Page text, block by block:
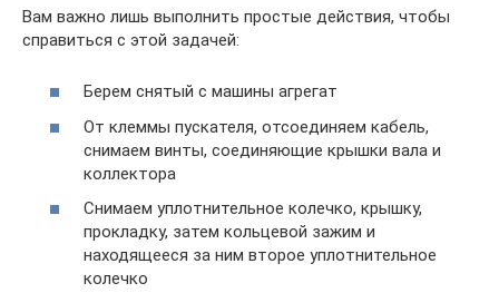
Вам важно лишь выполнить простые действия, чтобы
справиться с этой задачей:
Берем снятый с машины агрегат
От клеммы пускателя, отсоединяем кабель,
снимаем винты, соединяющие крышки вала и
коллектора
Снимаем уплотнительное колечко, крышку,
прокладку, затем кольцевой зажим и
находящееся за ним второе уплотнительное
колечко